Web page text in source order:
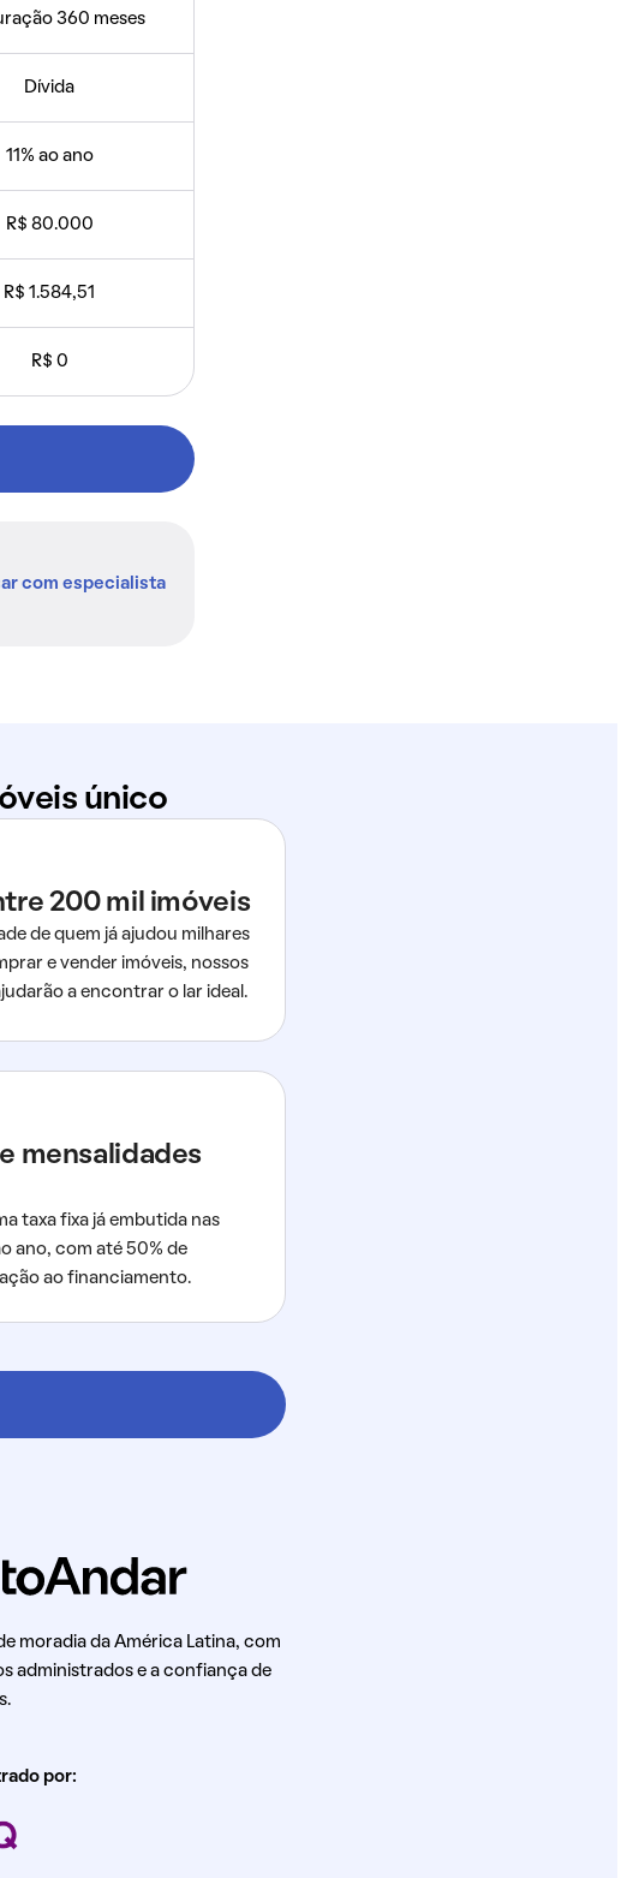
360 meses
Dívida
11% ao ano
R$ 80.000
R$ 1.584,51
R$ 0
com especialista
único
200 mil imóveis
de quem já ajudou milhares
e vender imóveis, nossos
a encontrar o lar ideal.
mensalidades
taxa fixa já embutida nas
ano, com até 50% de
ao financiamento.
moradia da América Latina, com
administrados e a confiança de
por: